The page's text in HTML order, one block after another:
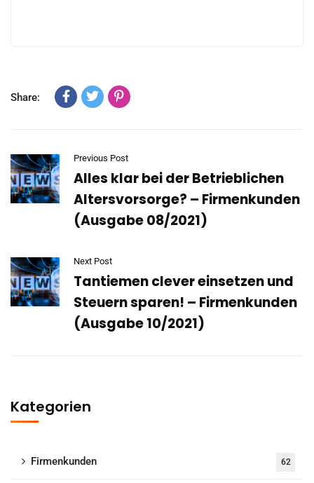
Share:
Previous Post
Alles klar bei der Betrieblichen
Altersvorsorge? – Firmenkunden
(Ausgabe 08/2021)
Next Post
Tantiemen clever einsetzen und
Steuern sparen! – Firmenkunden
(Ausgabe 10/2021)
Kategorien
Firmenkunden 62